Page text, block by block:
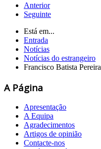
Anterior
Seguinte
Está em...
Entrada
Notícias
Notícias do estrangeiro
Francisco Batista Pereira
A Página
Apresentação
A Equipa
Agradecimentos
Artigos de opinião
Contacte-nos